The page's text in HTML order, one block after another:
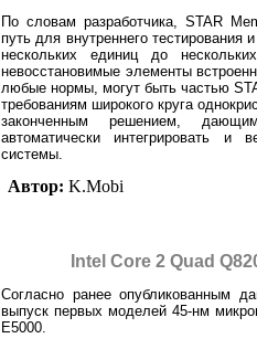
По словам разработчика, STAR
путь для внутреннего тестирования
нескольких единиц до
невосстановимые элементы
любые нормы, могут быть частью
требованиям широкого круга
законченным решением,
автоматически интегрировать и
системы.
Автор: K.Mobi
Intel Core 2 Quad
Согласно ранее опубликованным
выпуск первых моделей 45-нм
E5000.